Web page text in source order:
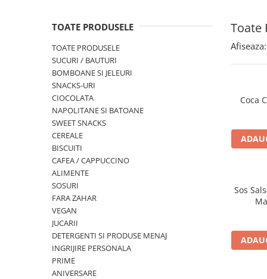
Toate
TOATE PRODUSELE
TOATE PRODUSELE
SUCURI / BAUTURI
BOMBOANE SI JELEURI
SNACKS-URI
CIOCOLATA
NAPOLITANE SI BATOANE
SWEET SNACKS
CEREALE
BISCUITI
CAFEA / CAPPUCCINO
ALIMENTE
SOSURI
FARA ZAHAR
VEGAN
JUCARII
DETERGENTI SI PRODUSE MENAJ
INGRIJIRE PERSONALA
PRIME
ANIVERSARE
Afiseaza:
Coca
Sos